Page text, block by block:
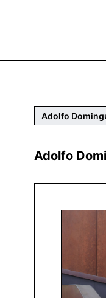
Adolfo
Adolfo